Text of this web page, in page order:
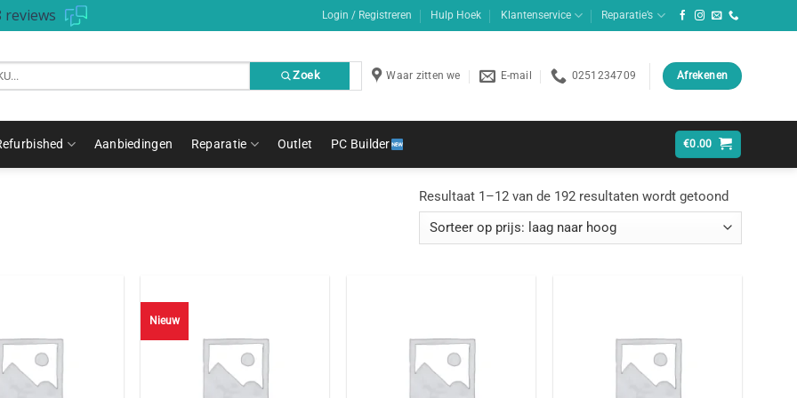
reviews Login / Registreren Hulp Hoek Klantenservice Reparatie’s
Zoek Waar zitten we E-mail 0251234709 Afrekenen
Aanbiedingen Reparatie Outlet PC Builder €0.00
Resultaat 1–12 van de 192 resultaten wordt getoondGesorteerd
op
Nieuw